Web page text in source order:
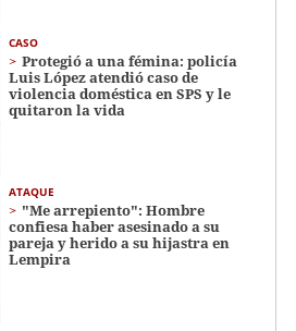
CASO
Protegió a una fémina: policía
Luis López atendió caso de
violencia doméstica en SPS y le
quitaron la vida
ATAQUE
"Me arrepiento": Hombre
confiesa haber asesinado a su
pareja y herido a su hijastra en
Lempira